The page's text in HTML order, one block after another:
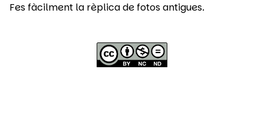
Fes fàcilment la rèplica de fotos antigues.